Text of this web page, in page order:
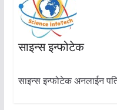
साइन्स इन्फोटेक
साइन्स इन्फोटेक अनलाईन